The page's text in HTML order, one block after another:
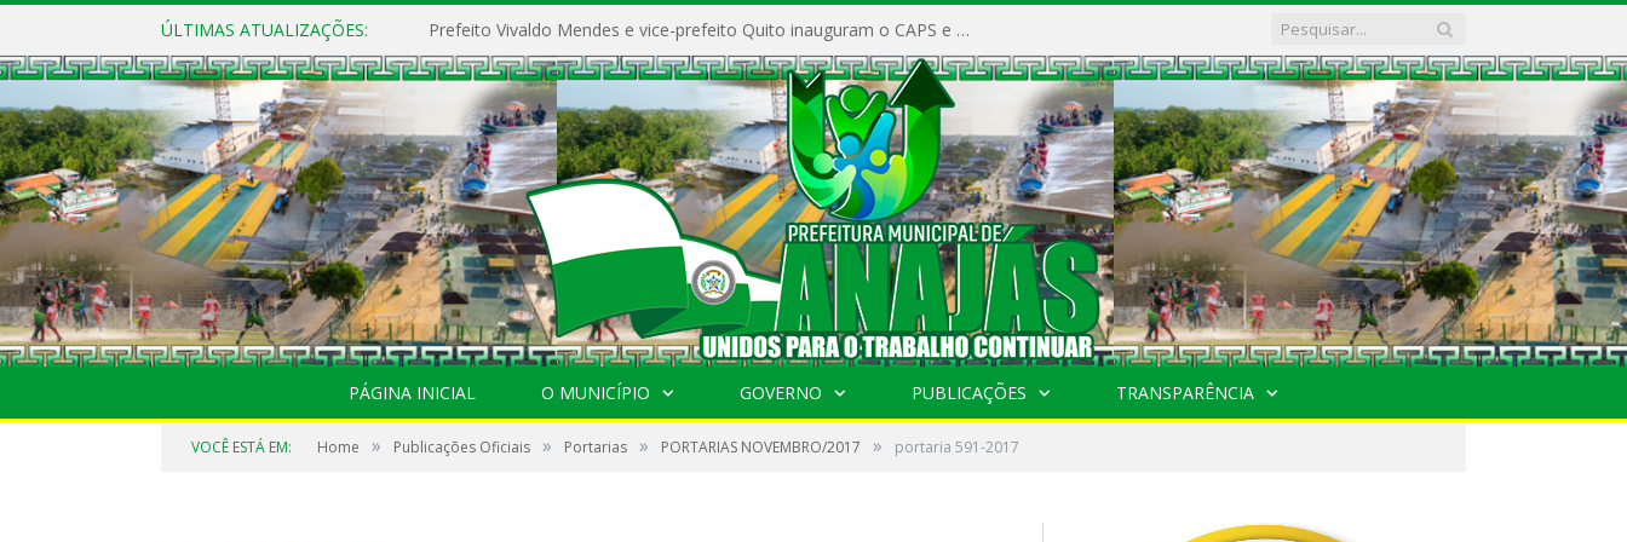
ÚLTIMAS ATUALIZAÇÕES: Prefeito Vivaldo Mendes e vice-prefeito Quito inauguram o CAPS e fortalecem a saúde pública em Anajás.
PÁGINA INICIAL O MUNICÍPIO GOVERNO PUBLICAÇÕES TRANSPARÊNCIA
VOCÊ ESTÁ EM: Home » Publicações Oficiais » Portarias » PORTARIAS NOVEMBRO/2017 » portaria 591-2017